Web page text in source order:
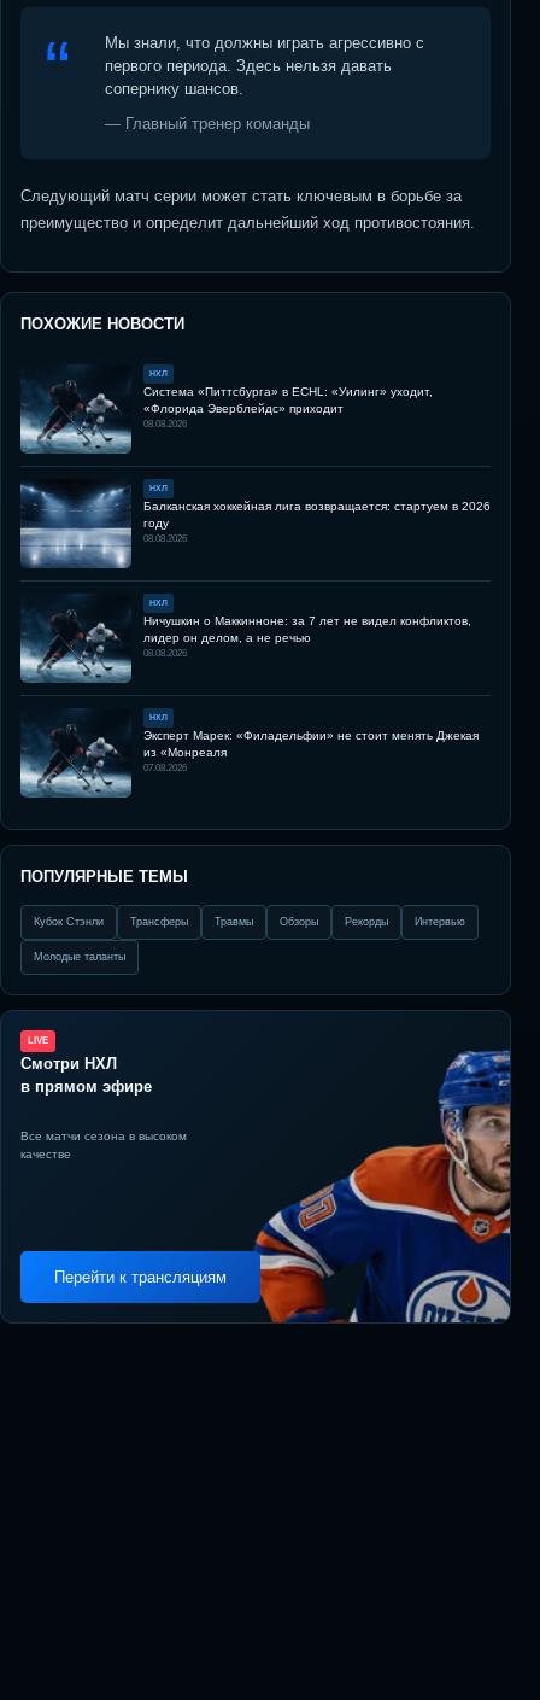
Мы знали, что должны играть агрессивно с
первого периода. Здесь нельзя давать
сопернику шансов.
— Главный тренер команды
Следующий матч серии может стать ключевым в борьбе за
преимущество и определит дальнейший ход противостояния.
ПОХОЖИЕ НОВОСТИ
НХЛ
Система «Питтсбурга» в ECHL: «Уилинг» уходит,
«Флорида Эверблейдс» приходит
08.08.2026
НХЛ
Балканская хоккейная лига возвращается: стартуем в 2026
году
08.08.2026
НХЛ
Ничушкин о Маккинноне: за 7 лет не видел конфликтов,
лидер он делом, а не речью
08.08.2026
НХЛ
Эксперт Марек: «Филадельфии» не стоит менять Джекая
из «Монреаля
07.08.2026
ПОПУЛЯРНЫЕ ТЕМЫ
Кубок Стэнли Трансферы Травмы Обзоры Рекорды Интервью
Молодые таланты
LIVE
Смотри НХЛ
в прямом эфире
Все матчи сезона в высоком
качестве
Перейти к трансляциям